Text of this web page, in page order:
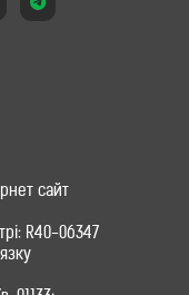
сайт
R40-06347